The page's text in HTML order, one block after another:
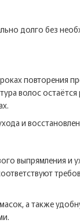
долго без
повторения
волос
и
выпрямления и
а также